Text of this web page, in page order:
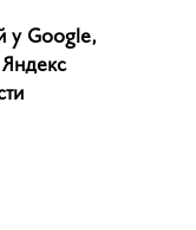
у Google,